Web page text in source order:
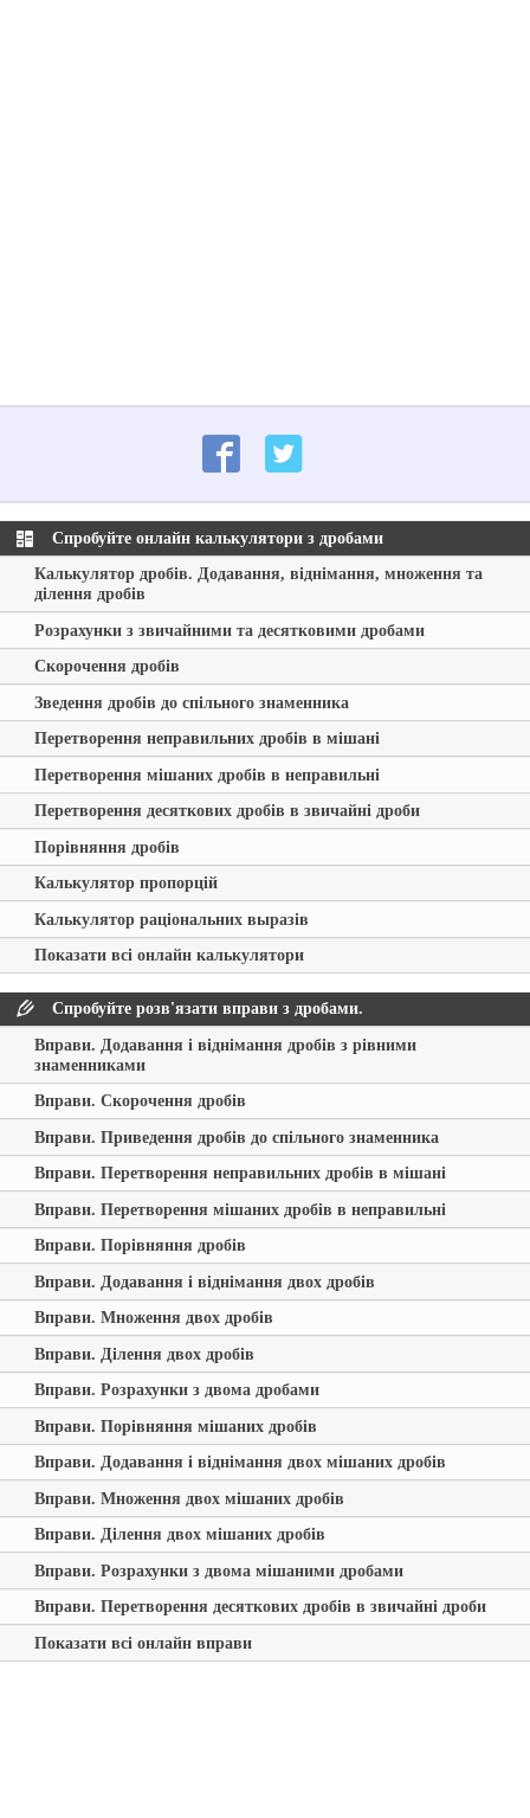
Спробуйте онлайн калькулятори з дробами
Калькулятор дробів. Додавання, віднімання, множення та
ділення дробів
Розрахунки з звичайними та десятковими дробами
Скорочення дробів
Зведення дробів до спільного знаменника
Перетворення неправильних дробів в мішані
Перетворення мішаних дробів в неправильні
Перетворення десяткових дробів в звичайні дроби
Порівняння дробів
Калькулятор пропорцій
Калькулятор раціональних выразів
Показати всі онлайн калькулятори
Спробуйте розв'язати вправи з дробами.
Вправи. Додавання і віднімання дробів з рівними
знаменниками
Вправи. Скорочення дробів
Вправи. Приведення дробів до спільного знаменника
Вправи. Перетворення неправильних дробів в мішані
Вправи. Перетворення мішаних дробів в неправильні
Вправи. Порівняння дробів
Вправи. Додавання і віднімання двох дробів
Вправи. Множення двох дробів
Вправи. Ділення двох дробів
Вправи. Розрахунки з двома дробами
Вправи. Порівняння мішаних дробів
Вправи. Додавання і віднімання двох мішаних дробів
Вправи. Множення двох мішаних дробів
Вправи. Ділення двох мішаних дробів
Вправи. Розрахунки з двома мішаними дробами
Вправи. Перетворення десяткових дробів в звичайні дроби
Показати всі онлайн вправи